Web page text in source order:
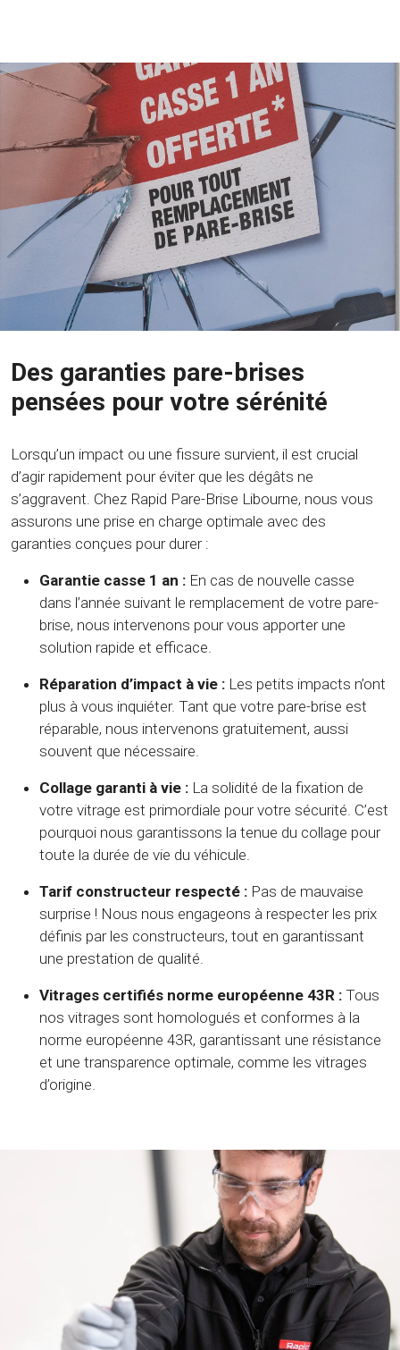
Des garanties pare-brises
pensées pour votre sérénité
Lorsqu’un impact ou une fissure survient, il est crucial
d’agir rapidement pour éviter que les dégâts ne
s’aggravent. Chez Rapid Pare-Brise Libourne, nous vous
assurons une prise en charge optimale avec des
garanties conçues pour durer :
Garantie casse 1 an : En cas de nouvelle casse
dans l’année suivant le remplacement de votre pare-
brise, nous intervenons pour vous apporter une
solution rapide et efficace.
Réparation d’impact à vie : Les petits impacts n’ont
plus à vous inquiéter. Tant que votre pare-brise est
réparable, nous intervenons gratuitement, aussi
souvent que nécessaire.
Collage garanti à vie : La solidité de la fixation de
votre vitrage est primordiale pour votre sécurité. C’est
pourquoi nous garantissons la tenue du collage pour
toute la durée de vie du véhicule.
Tarif constructeur respecté : Pas de mauvaise
surprise ! Nous nous engageons à respecter les prix
définis par les constructeurs, tout en garantissant
une prestation de qualité.
Vitrages certifiés norme européenne 43R : Tous
nos vitrages sont homologués et conformes à la
norme européenne 43R, garantissant une résistance
et une transparence optimale, comme les vitrages
d’origine.